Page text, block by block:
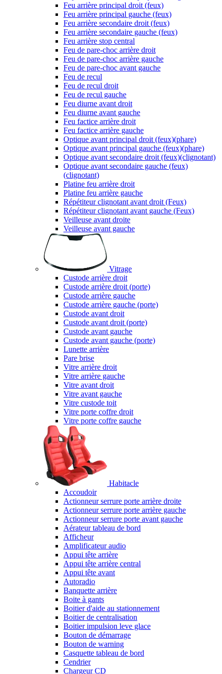
Feu arrière principal droit (feux)
Feu arrière principal gauche (feux)
Feu arrière secondaire droit (feux)
Feu arrière secondaire gauche (feux)
Feu arrière stop central
Feu de pare-choc arrière droit
Feu de pare-choc arrière gauche
Feu de pare-choc avant gauche
Feu de recul
Feu de recul droit
Feu de recul gauche
Feu diurne avant droit
Feu diurne avant gauche
Feu factice arrière droit
Feu factice arrière gauche
Optique avant principal droit (feux)(phare)
Optique avant principal gauche (feux)(phare)
Optique avant secondaire droit (feux)(clignotant)
Optique avant secondaire gauche (feux)
(clignotant)
Platine feu arrière droit
Platine feu arrière gauche
Répétiteur clignotant avant droit (Feux)
Répétiteur clignotant avant gauche (Feux)
Veilleuse avant droite
Veilleuse avant gauche
Vitrage
Custode arrière droit
Custode arrière droit (porte)
Custode arrière gauche
Custode arrière gauche (porte)
Custode avant droit
Custode avant droit (porte)
Custode avant gauche
Custode avant gauche (porte)
Lunette arrière
Pare brise
Vitre arrière droit
Vitre arrière gauche
Vitre avant droit
Vitre avant gauche
Vitre custode toit
Vitre porte coffre droit
Vitre porte coffre gauche
Habitacle
Accoudoir
Actionneur serrure porte arrière droite
Actionneur serrure porte arrière gauche
Actionneur serrure porte avant gauche
Aérateur tableau de bord
Afficheur
Amplificateur audio
Appui tête arrière
Appui tête arrière central
Appui tête avant
Autoradio
Banquette arrière
Boite à gants
Boitier d'aide au stationnement
Boitier de centralisation
Boitier impulsion leve glace
Bouton de démarrage
Bouton de warning
Casquette tableau de bord
Cendrier
Chargeur CD